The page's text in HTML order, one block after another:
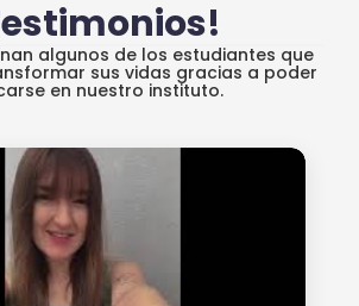
algunos de los estudiantes que
sus vidas gracias a poder
en nuestro instituto.